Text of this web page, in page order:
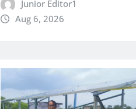
Junior Editor1
Aug 6, 2026